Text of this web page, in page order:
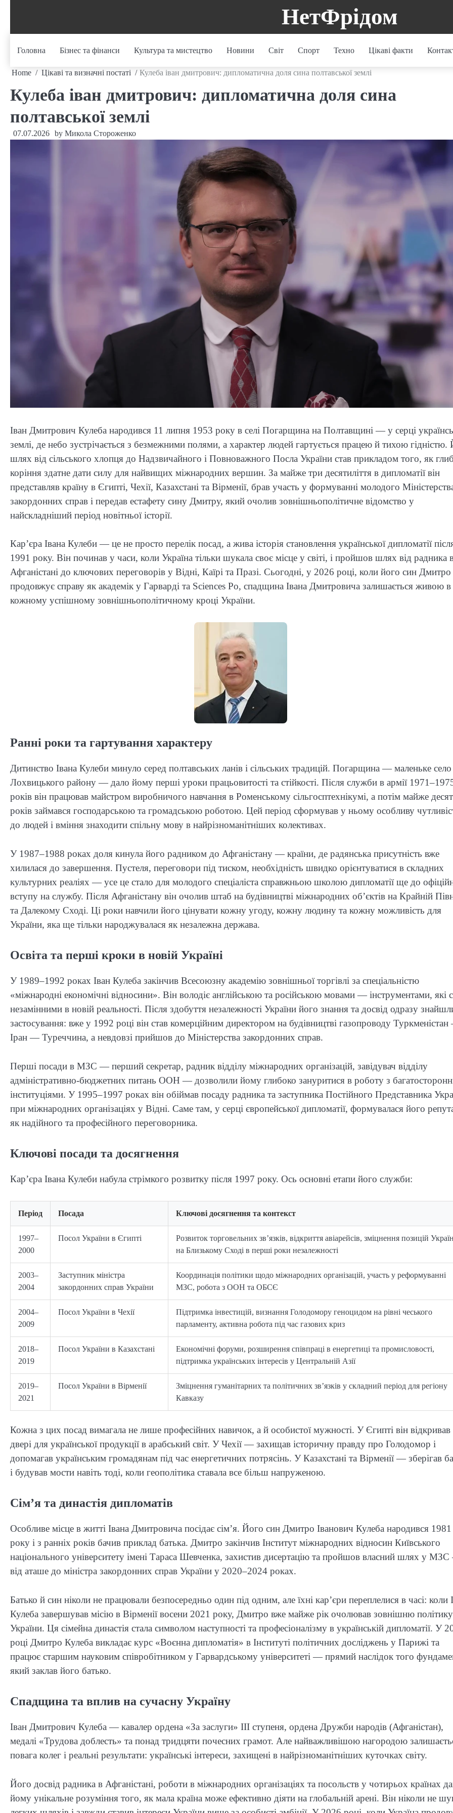
НетФрідом
Головна Бізнес та фінанси Культура та мистецтво Новини Світ Спорт Техно Цікаві факти
Home Цікаві та визначні постаті Кулеба іван дмитрович: дипломатична доля сина полтавської землі
Кулеба іван дмитрович: дипломатична доля сина
полтавської землі
07.07.2026 by Микола Стороженко
Іван Дмитрович Кулеба народився 11 липня 1953 року в селі Погарщина на Полтавщині — у серці
землі, де небо зустрічається з безмежними полями, а характер людей гартується працею й тихою гідністю.
шлях від сільського хлопця до Надзвичайного і Повноважного Посла України став прикладом того, як
коріння здатне дати силу для найвищих міжнародних вершин. За майже три десятиліття в дипломатії він
представляв країну в Єгипті, Чехії, Казахстані та Вірменії, брав участь у формуванні молодого
закордонних справ і передав естафету сину Дмитру, який очолив зовнішньополітичне відомство у
найскладніший період новітньої історії.
Кар’єра Івана Кулеби — це не просто перелік посад, а жива історія становлення української дипломатії
1991 року. Він починав у часи, коли Україна тільки шукала своє місце у світі, і пройшов шлях від радника
Афганістані до ключових переговорів у Відні, Каїрі та Празі. Сьогодні, у 2026 році, коли його син Дмитро
продовжує справу як академік у Гарварді та Sciences Po, спадщина Івана Дмитровича залишається живою в
кожному успішному зовнішньополітичному кроці України.
Ранні роки та гартування характеру
Дитинство Івана Кулеби минуло серед полтавських ланів і сільських традицій. Погарщина — маленьке село
Лохвицького району — дало йому перші уроки працьовитості та стійкості. Після служби в армії
років він працював майстром виробничого навчання в Роменському сільгосптехнікумі, а потім майже
років займався господарською та громадською роботою. Цей період сформував у ньому особливу
до людей і вміння знаходити спільну мову в найрізноманітніших колективах.
У 1987–1988 роках доля кинула його радником до Афганістану — країни, де радянська присутність вже
хилилася до завершення. Пустеля, переговори під тиском, необхідність швидко орієнтуватися в складних
культурних реаліях — усе це стало для молодого спеціаліста справжньою школою дипломатії ще до
вступу на службу. Після Афганістану він очолив штаб на будівництві міжнародних об’єктів на Крайній
та Далекому Сході. Ці роки навчили його цінувати кожну угоду, кожну людину та кожну можливість для
України, яка ще тільки народжувалася як незалежна держава.
Освіта та перші кроки в новій Україні
У 1989–1992 роках Іван Кулеба закінчив Всесоюзну академію зовнішньої торгівлі за спеціальністю
«міжнародні економічні відносини». Він володіє англійською та російською мовами — інструментами, які
незамінними в новій реальності. Після здобуття незалежності України його знання та досвід одразу
застосування: вже у 1992 році він став комерційним директором на будівництві газопроводу
Іран — Туреччина, а невдовзі прийшов до Міністерства закордонних справ.
Перші посади в МЗС — перший секретар, радник відділу міжнародних організацій, завідувач відділу
адміністративно-бюджетних питань ООН — дозволили йому глибоко зануритися в роботу з
інституціями. У 1995–1997 роках він обіймав посаду радника та заступника Постійного Представника
при міжнародних організаціях у Відні. Саме там, у серці європейської дипломатії, формувалася його
як надійного та професійного переговорника.
Ключові посади та досягнення
Кар’єра Івана Кулеби набула стрімкого розвитку після 1997 року. Ось основні етапи його служби:
Період Посада Ключові досягнення та контекст
1997–
2000
Посол України в Єгипті
Розвиток торговельних зв’язків, відкриття авіарейсів, зміцнення позицій
на Близькому Сході в перші роки незалежності
2003–
2004
Заступник міністра
закордонних справ України
Координація політики щодо міжнародних організацій, участь у реформуванні
МЗС, робота з ООН та ОБСЄ
2004–
2009
Посол України в Чехії
Підтримка інвестицій, визнання Голодомору геноцидом на рівні чеського
парламенту, активна робота під час газових криз
2018–
2019
Посол України в Казахстані
Економічні форуми, розширення співпраці в енергетиці та промисловості,
підтримка українських інтересів у Центральній Азії
2019–
2021
Посол України в Вірменії
Зміцнення гуманітарних та політичних зв’язків у складний період для регіону
Кавказу
Кожна з цих посад вимагала не лише професійних навичок, а й особистої мужності. У Єгипті він відкривав
двері для української продукції в арабський світ. У Чехії — захищав історичну правду про Голодомор і
допомагав українським громадянам під час енергетичних потрясінь. У Казахстані та Вірменії — зберігав
і будував мости навіть тоді, коли геополітика ставала все більш напруженою.
Сім’я та династія дипломатів
Особливе місце в житті Івана Дмитровича посідає сім’я. Його син Дмитро Іванович Кулеба народився 1981
року і з ранніх років бачив приклад батька. Дмитро закінчив Інститут міжнародних відносин Київського
національного університету імені Тараса Шевченка, захистив дисертацію та пройшов власний шлях у
від аташе до міністра закордонних справ України у 2020–2024 роках.
Батько й син ніколи не працювали безпосередньо один під одним, але їхні кар’єри переплелися в часі: коли
Кулеба завершував місію в Вірменії восени 2021 року, Дмитро вже майже рік очолював зовнішню політику
України. Ця сімейна династія стала символом наступності та професіоналізму в українській дипломатії. У
році Дмитро Кулеба викладає курс «Воєнна дипломатія» в Інституті політичних досліджень у Парижі та
працює старшим науковим співробітником у Гарвардському університеті — прямий наслідок того
який заклав його батько.
Спадщина та вплив на сучасну Україну
Іван Дмитрович Кулеба — кавалер ордена «За заслуги» III ступеня, ордена Дружби народів (Афганістан),
медалі «Трудова доблесть» та понад тридцяти почесних грамот. Але найважливішою нагородою
повага колег і реальні результати: українські інтереси, захищені в найрізноманітніших куточках світу.
Його досвід радника в Афганістані, роботи в міжнародних організаціях та посольств у чотирьох країнах
йому унікальне розуміння того, як мала країна може ефективно діяти на глобальній арені. Він ніколи не